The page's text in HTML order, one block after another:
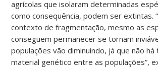
agrícolas que isolaram determinadas
como consequência, podem ser extintas.
contexto de fragmentação, mesmo as
conseguem permanecer se tornam
populações vão diminuindo, já que não há
material genético entre as populações”,